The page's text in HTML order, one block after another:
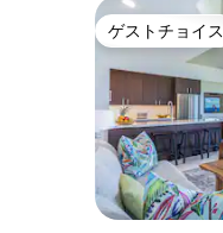
ゲストチョイス
ゲストチョイス